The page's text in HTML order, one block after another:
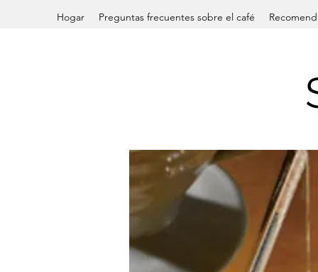
Hogar Preguntas frecuentes sobre el café